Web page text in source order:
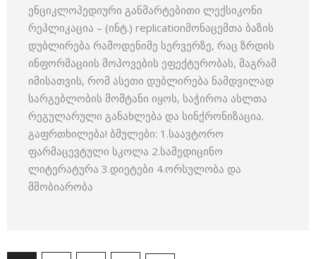
ენციკლოპედიური განმარტებითი ლექსიკონი
რეპლიკაცია – (ინტ.) replicationმონაცემთა ბაზის
დუბლირება რამოდენიმე სერვერზე, რაც ზრდის
ინფორმაციის მოპოვების ეფექტურობას, მაგრამ
იმისათვის, რომ ასეთი დუბლირება ნამდვილად
სარგებლობის მომტანი იყოს, საჭიროა ასლთა
რეგულარული განახლება და სინქრონიზაცია.
გაფრთხილება! ბმულები: 1.საავტორო
ფარმაცევტული სკოლა 2.სამედიცინო
ლიტერატურა 3.დიეტები 4.ორსულობა და
მშობიარობა